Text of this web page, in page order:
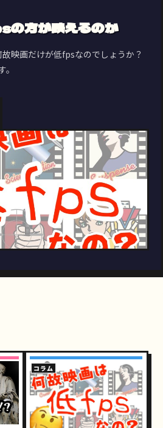
の方が映えるのか
映画だけが低fpsなのでしょうか？
コラム